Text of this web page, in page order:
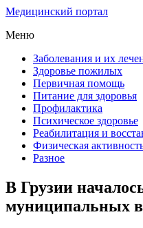
Медицинский портал
Меню
Заболевания и их
Здоровье пожилых
Первичная помощь
Питание для здоровья
Профилактика
Психическое здоровье
Реабилитация и
Физическая
Разное
В Грузии
муниципальных